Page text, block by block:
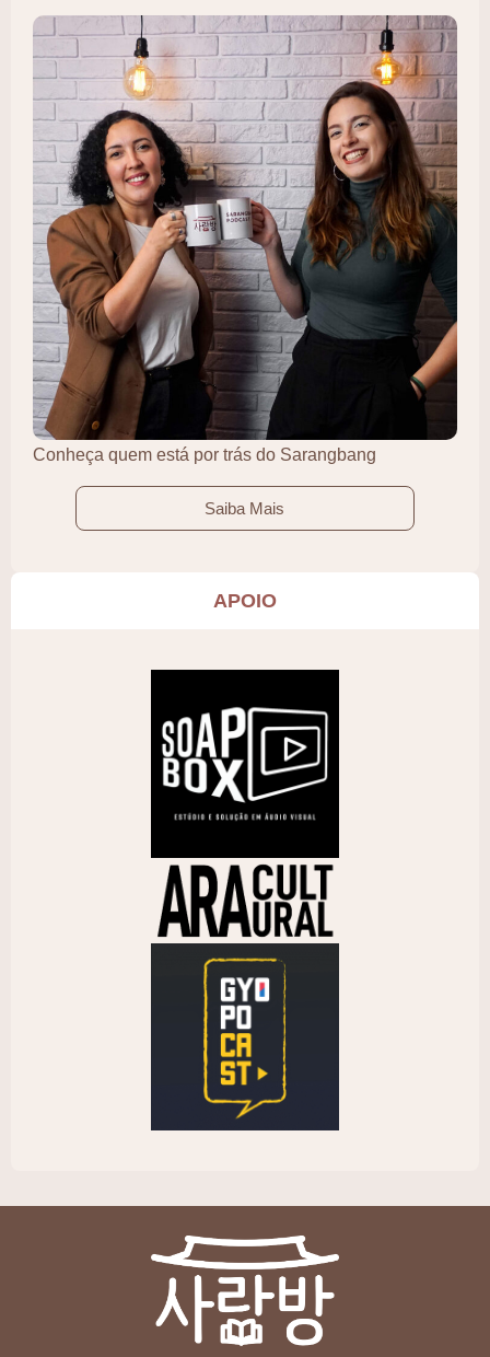
Conheça quem está por trás do Sarangbang
Saiba Mais
APOIO